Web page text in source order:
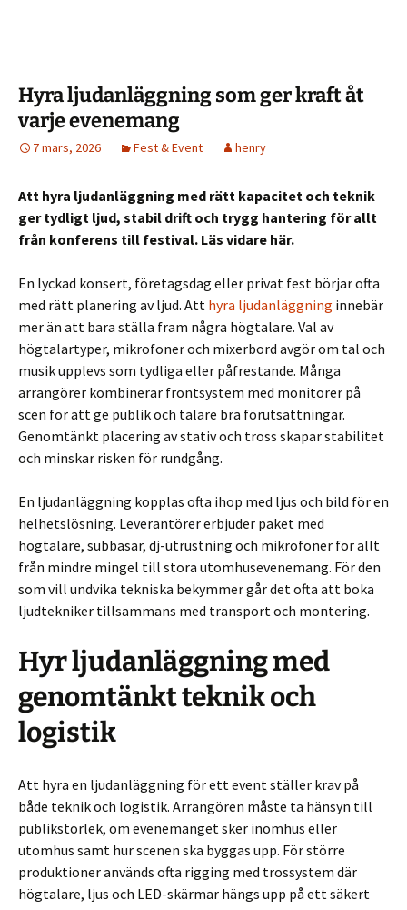
Hyra ljudanläggning som ger kraft åt
varje evenemang
7 mars, 2026 Fest & Event henry
Att hyra ljudanläggning med rätt kapacitet och teknik
ger tydligt ljud, stabil drift och trygg hantering för allt
från konferens till festival. Läs vidare här.
En lyckad konsert, företagsdag eller privat fest börjar ofta
med rätt planering av ljud. Att hyra ljudanläggning innebär
mer än att bara ställa fram några högtalare. Val av
högtalartyper, mikrofoner och mixerbord avgör om tal och
musik upplevs som tydliga eller påfrestande. Många
arrangörer kombinerar frontsystem med monitorer på
scen för att ge publik och talare bra förutsättningar.
Genomtänkt placering av stativ och tross skapar stabilitet
och minskar risken för rundgång.
En ljudanläggning kopplas ofta ihop med ljus och bild för en
helhetslösning. Leverantörer erbjuder paket med
högtalare, subbasar, dj-utrustning och mikrofoner för allt
från mindre mingel till stora utomhusevenemang. För den
som vill undvika tekniska bekymmer går det ofta att boka
ljudtekniker tillsammans med transport och montering.
Hyr ljudanläggning med
genomtänkt teknik och
logistik
Att hyra en ljudanläggning för ett event ställer krav på
både teknik och logistik. Arrangören måste ta hänsyn till
publikstorlek, om evenemanget sker inomhus eller
utomhus samt hur scenen ska byggas upp. För större
produktioner används ofta rigging med trossystem där
högtalare, ljus och LED-skärmar hängs upp på ett säkert